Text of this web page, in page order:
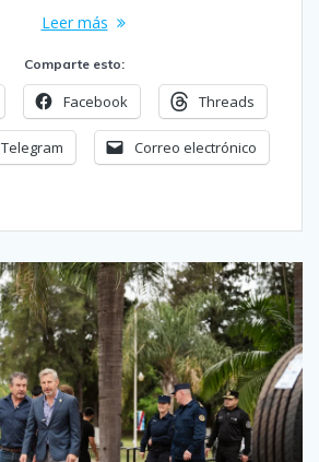
Leer más
Comparte esto:
Facebook Threads
Telegram Correo electrónico